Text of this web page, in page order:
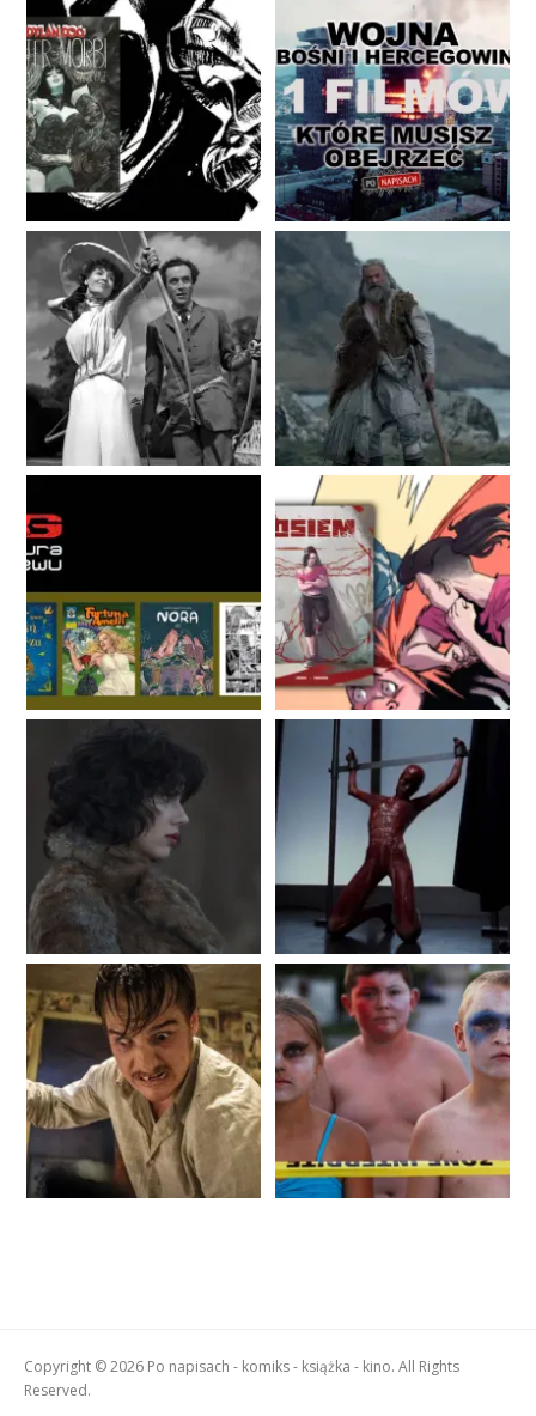
Copyright © 2026 Po napisach - komiks - książka - kino. All Rights
Reserved.